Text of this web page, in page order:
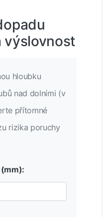
výslovnost
hloubku
nad dolními (v
přítomné
rizika poruchy